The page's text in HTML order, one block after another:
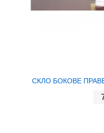
СКЛО БОКОВЕ